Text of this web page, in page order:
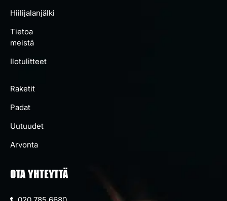
Hiilijalanjälki
Tietoa
meistä
Ilotulitteet
Raketit
Padat
Uutuudet
Arvonta
OTA YHTEYTTÄ